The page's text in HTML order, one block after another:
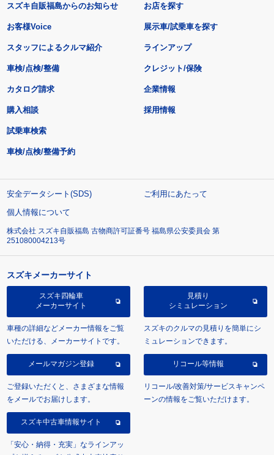
スズキ自販福島からのお知らせ
お客様Voice
スタッフによるクルマ紹介
お店を探す
展示車/試乗車を探す
ラインアップ
車検/点検/整備 クレジット/保険
カタログ請求
購入相談
試乗車検索
車検/点検/整備予約
企業情報
採用情報
安全データシート(SDS)
ご利用にあたって
個人情報について
株式会社 スズキ自販福島 古物商許可証番号 福島県公安委員会 第
251080004213号
スズキメーカーサイト
スズキ四輪車
メーカーサイト
車種の詳細などメーカー情報をご覧
いただける、メーカーサイトです。
見積り
シミュレーション
スズキのクルマの見積りを簡単にシ
ミュレーションできます。
メールマガジン登録
ご登録いただくと、さまざまな情報
をメールでお届けします。
リコール等情報
リコール/改善対策/サービスキャンペ
ーンの情報をご覧いただけます。
スズキ中古車情報サイト
「安心・納得・充実」なラインアッ